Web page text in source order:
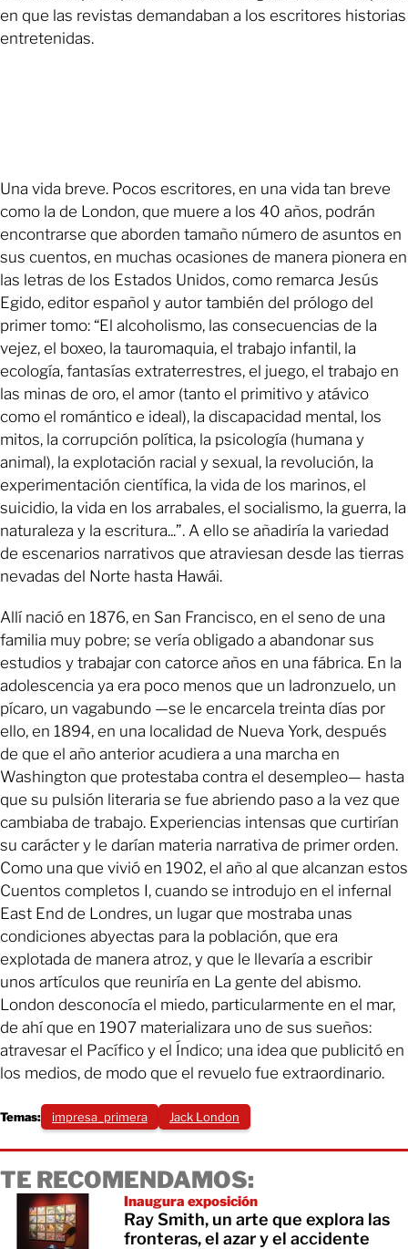
en que las revistas demandaban a los escritores historias
entretenidas.
Una vida breve. Pocos escritores, en una vida tan breve
como la de London, que muere a los 40 años, podrán
encontrarse que aborden tamaño número de asuntos en
sus cuentos, en muchas ocasiones de manera pionera en
las letras de los Estados Unidos, como remarca Jesús
Egido, editor español y autor también del prólogo del
primer tomo: “El alcoholismo, las consecuencias de la
vejez, el boxeo, la tauromaquia, el trabajo infantil, la
ecología, fantasías extraterrestres, el juego, el trabajo en
las minas de oro, el amor (tanto el primitivo y atávico
como el romántico e ideal), la discapacidad mental, los
mitos, la corrupción política, la psicología (humana y
animal), la explotación racial y sexual, la revolución, la
experimentación científica, la vida de los marinos, el
suicidio, la vida en los arrabales, el socialismo, la guerra, la
naturaleza y la escritura...”. A ello se añadiría la variedad
de escenarios narrativos que atraviesan desde las tierras
nevadas del Norte hasta Hawái.
Allí nació en 1876, en San Francisco, en el seno de una
familia muy pobre; se vería obligado a abandonar sus
estudios y trabajar con catorce años en una fábrica. En la
adolescencia ya era poco menos que un ladronzuelo, un
pícaro, un vagabundo —se le encarcela treinta días por
ello, en 1894, en una localidad de Nueva York, después
de que el año anterior acudiera a una marcha en
Washington que protestaba contra el desempleo— hasta
que su pulsión literaria se fue abriendo paso a la vez que
cambiaba de trabajo. Experiencias intensas que curtirían
su carácter y le darían materia narrativa de primer orden.
Como una que vivió en 1902, el año al que alcanzan estos
Cuentos completos I, cuando se introdujo en el infernal
East End de Londres, un lugar que mostraba unas
condiciones abyectas para la población, que era
explotada de manera atroz, y que le llevaría a escribir
unos artículos que reuniría en La gente del abismo.
London desconocía el miedo, particularmente en el mar,
de ahí que en 1907 materializara uno de sus sueños:
atravesar el Pacífico y el Índico; una idea que publicitó en
los medios, de modo que el revuelo fue extraordinario.
Temas: impresa_primera Jack London
TE RECOMENDAMOS:
Inaugura exposición
Ray Smith, un arte que explora las
fronteras, el azar y el accidente